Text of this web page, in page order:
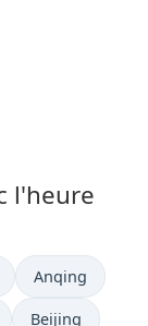
l'heure
à
Heure actuelle
Anqing
actuelle à
Heure actuelle
Beijing